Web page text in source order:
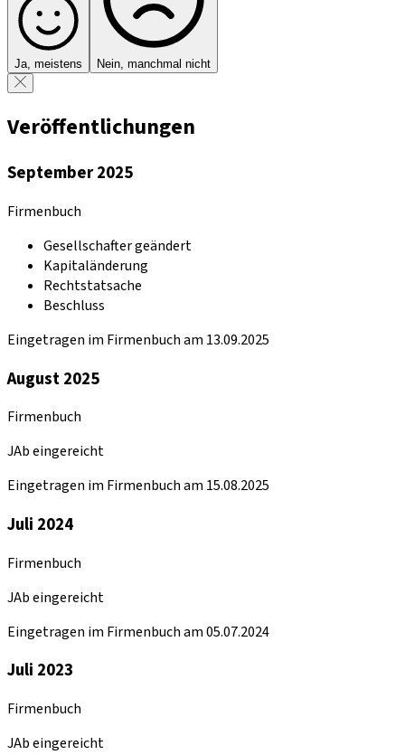
Ja, meistens Nein, manchmal nicht
Veröffentlichungen
September 2025
Firmenbuch
Gesellschafter geändert
Kapitaländerung
Rechtstatsache
Beschluss
Eingetragen im Firmenbuch am 13.09.2025
August 2025
Firmenbuch
JAb eingereicht
Eingetragen im Firmenbuch am 15.08.2025
Juli 2024
Firmenbuch
JAb eingereicht
Eingetragen im Firmenbuch am 05.07.2024
Juli 2023
Firmenbuch
JAb eingereicht